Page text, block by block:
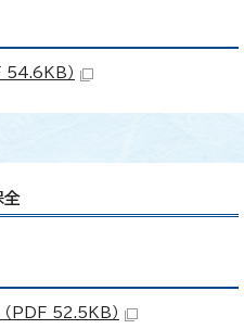
54.6KB）
全
（PDF 52.5KB）